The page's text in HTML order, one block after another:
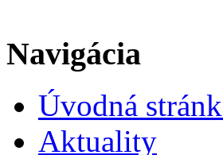
Navigácia
Úvodná
Aktuality